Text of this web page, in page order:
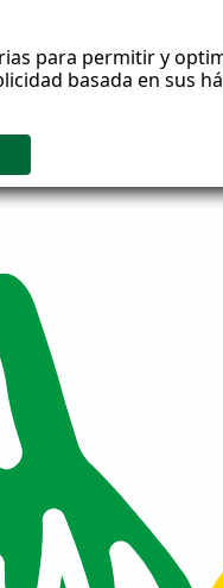
para permitir y
basada en sus